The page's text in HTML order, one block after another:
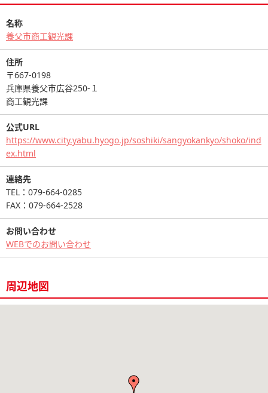
名称
養父市商工観光課
住所
〒667-0198
兵庫県養父市広谷250-１
商工観光課
公式URL
https://www.city.yabu.hyogo.jp/soshiki/sangyokankyo/shoko/ind
ex.html
連絡先
TEL：079-664-0285
FAX：079-664-2528
お問い合わせ
WEBでのお問い合わせ
周辺地図